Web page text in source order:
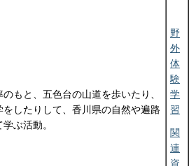
もと、五色台の山道を歩いたり、
をしたりして、香川県の自然や遍路
ぶ活動。
野
外
体
験
学
習
関
連
資